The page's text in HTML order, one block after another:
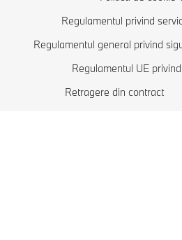
Lista de favorite
BMW Luxury
BMW Protection
Automobile Plug-in-hybrid
Regulamentul privind
Regulamentul general privind
Regulamentul UE
Retragere din contract